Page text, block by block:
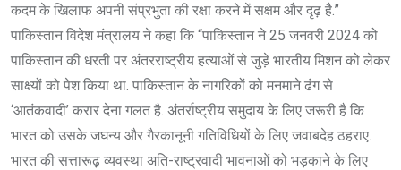
कदम के खिलाफ अपनी संप्रभुता की रक्षा करने में सक्षम और दृढ़ है.”
पाकिस्तान विदेश मंत्रालय ने कहा कि “पाकिस्तान ने 25 जनवरी 2024 को
पाकिस्तान की धरती पर अंतरराष्ट्रीय हत्याओं से जुड़े भारतीय मिशन को लेकर
साक्ष्यों को पेश किया था. पाकिस्तान के नागरिकों को मनमाने ढंग से
‘आतंकवादी’ करार देना गलत है. अंतर्राष्ट्रीय समुदाय के लिए जरूरी है कि
भारत को उसके जघन्य और गैरकानूनी गतिविधियों के लिए जवाबदेह ठहराए.
भारत की सत्तारूढ़ व्यवस्था अति-राष्ट्रवादी भावनाओं को भड़काने के लिए